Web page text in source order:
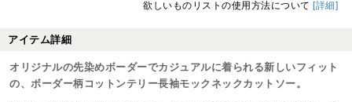
欲しいものリストの使用方法について [詳細]
アイテム詳細
オリジナルの先染めボーダーでカジュアルに着られる新しいフィット
の、ボーダー柄コットンテリー長袖モックネックカットソー。